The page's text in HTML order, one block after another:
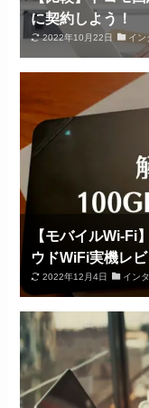
に契約しよう！
2022年10月22日 イン
【モバイルWi-Fi
ウドWiFi実機レビ
2022年12月4日 イン